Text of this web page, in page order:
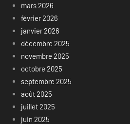
mars 2026
février 2026
janvier 2026
décembre 2025
novembre 2025
octobre 2025
septembre 2025
août 2025
juillet 2025
juin 2025